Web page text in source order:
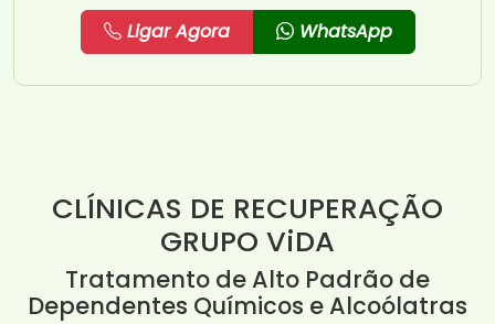
Ligar Agora WhatsApp
CLÍNICAS DE RECUPERAÇÃO
GRUPO ViDA
Tratamento de Alto Padrão de
Dependentes Químicos e Alcoólatras